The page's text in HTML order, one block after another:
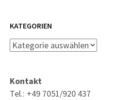
KATEGORIEN
Kategorien
Kontakt
Tel.: +49 7051/920 437